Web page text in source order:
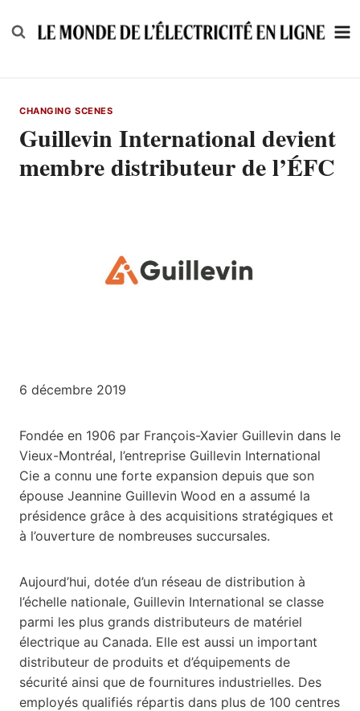
to
CHANGING SCENES
Guillevin International devient
membre distributeur de l’ÉFC
6 décembre 2019
Fondée en 1906 par François-Xavier Guillevin dans le
Vieux-Montréal, l’entreprise Guillevin International
Cie a connu une forte expansion depuis que son
épouse Jeannine Guillevin Wood en a assumé la
présidence grâce à des acquisitions stratégiques et
à l’ouverture de nombreuses succursales.
Aujourd’hui, dotée d’un réseau de distribution à
l’échelle nationale, Guillevin International se classe
parmi les plus grands distributeurs de matériel
électrique au Canada. Elle est aussi un important
distributeur de produits et d’équipements de
sécurité ainsi que de fournitures industrielles. Des
employés qualifiés répartis dans plus de 100 centres